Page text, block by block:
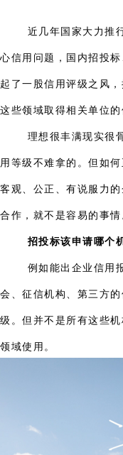
近几年国家大力推行
心信用问题，国内招投
起了一股信用评级之风
这些领域取得相关单位的
理想很丰满现实很骨
用等级不难拿的。但如
客观、公正、有说服力
合作，就不是容易的事情
招投标该申请哪个
例如能出企业信用报
会、征信机构、第三方
级。但并不是所有这些
领域使用。